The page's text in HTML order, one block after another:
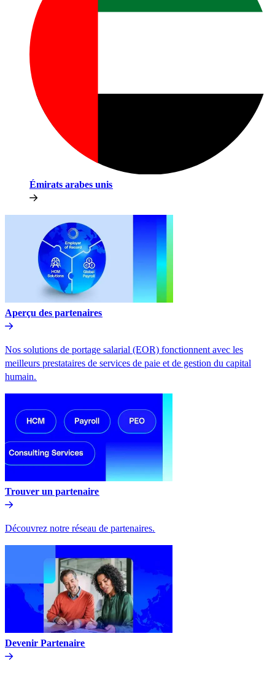
Émirats arabes unis​​
Aperçu des partenaires​​
Nos solutions de portage salarial (EOR) fonctionnent avec les
meilleurs prestataires de services de paie et de gestion du capital
humain.​​
Trouver un partenaire​​
Découvrez notre réseau de partenaires.​​
Devenir Partenaire​​